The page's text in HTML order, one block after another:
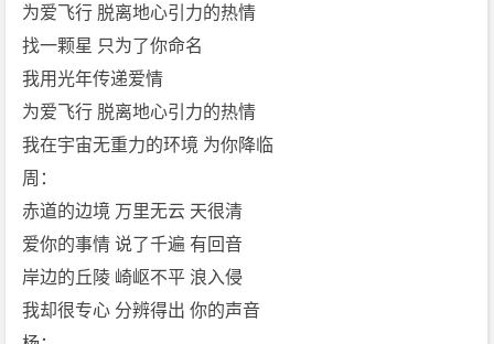
为爱飞行 脱离地心引力的热情
找一颗星 只为了你命名
我用光年传递爱情
为爱飞行 脱离地心引力的热情
我在宇宙无重力的环境 为你降临
周：
赤道的边境 万里无云 天很清
爱你的事情 说了千遍 有回音
岸边的丘陵 崎岖不平 浪入侵
我却很专心 分辨得出 你的声音